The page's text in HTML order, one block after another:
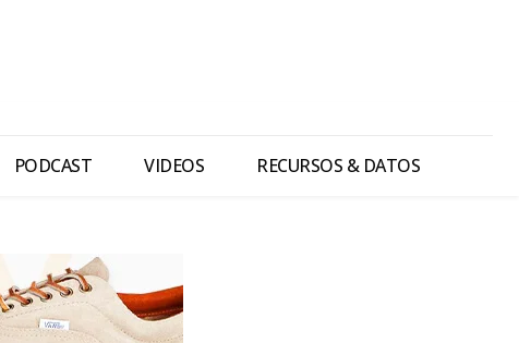
PODCAST VIDEOS RECURSOS & DATOS